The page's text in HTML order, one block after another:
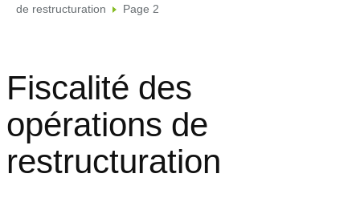
de restructuration
Page 2
Fiscalité des
opérations de
restructuration